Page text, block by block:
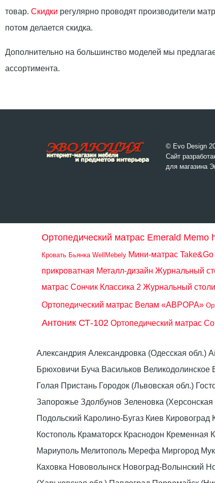
товар. Скидки регулярно проводят производители
потом делается скидка.
Дополнительно на большинство моделей мы
ассортимента.
© Evo Design
Сайт
для магазина
Ортопедический матрас Emerald Memo
Кровать Бьянка WellMebely Мини-матрас
прикроватная Металл-дизайн Журнальный
матрас Сончик Классика 2 Журнальный
Ортопедический матрас Велам «АВРОРА»
Антоник СТ-102 Ортопедический матрас
Александрия Александровка (Одесская обл.)
Брюховичи Буча Васильков
Голая Пристань Городок (Львовская обл.)
Запорожье Здолбунов Зеленовка
Подольский Каролино-Бугаз Киев
Костополь Краматорск Краснодон
Мариуполь Мелитополь Мерефа Миргород
Каховка Нововолынск Новоград-Волынский